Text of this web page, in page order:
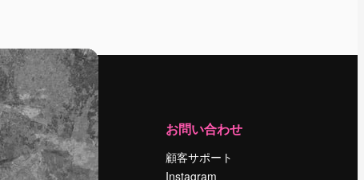
運営
料金
会社概要
お問い合わせ
顧客サポート
Instagram